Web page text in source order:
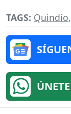
TAGS: Quindío,